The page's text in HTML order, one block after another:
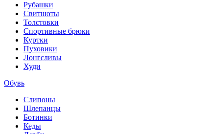
Рубашки
Свитшоты
Толстовки
Спортивные брюки
Куртки
Пуховики
Лонгсливы
Худи
Обувь
Слипоны
Шлепанцы
Ботинки
Кеды